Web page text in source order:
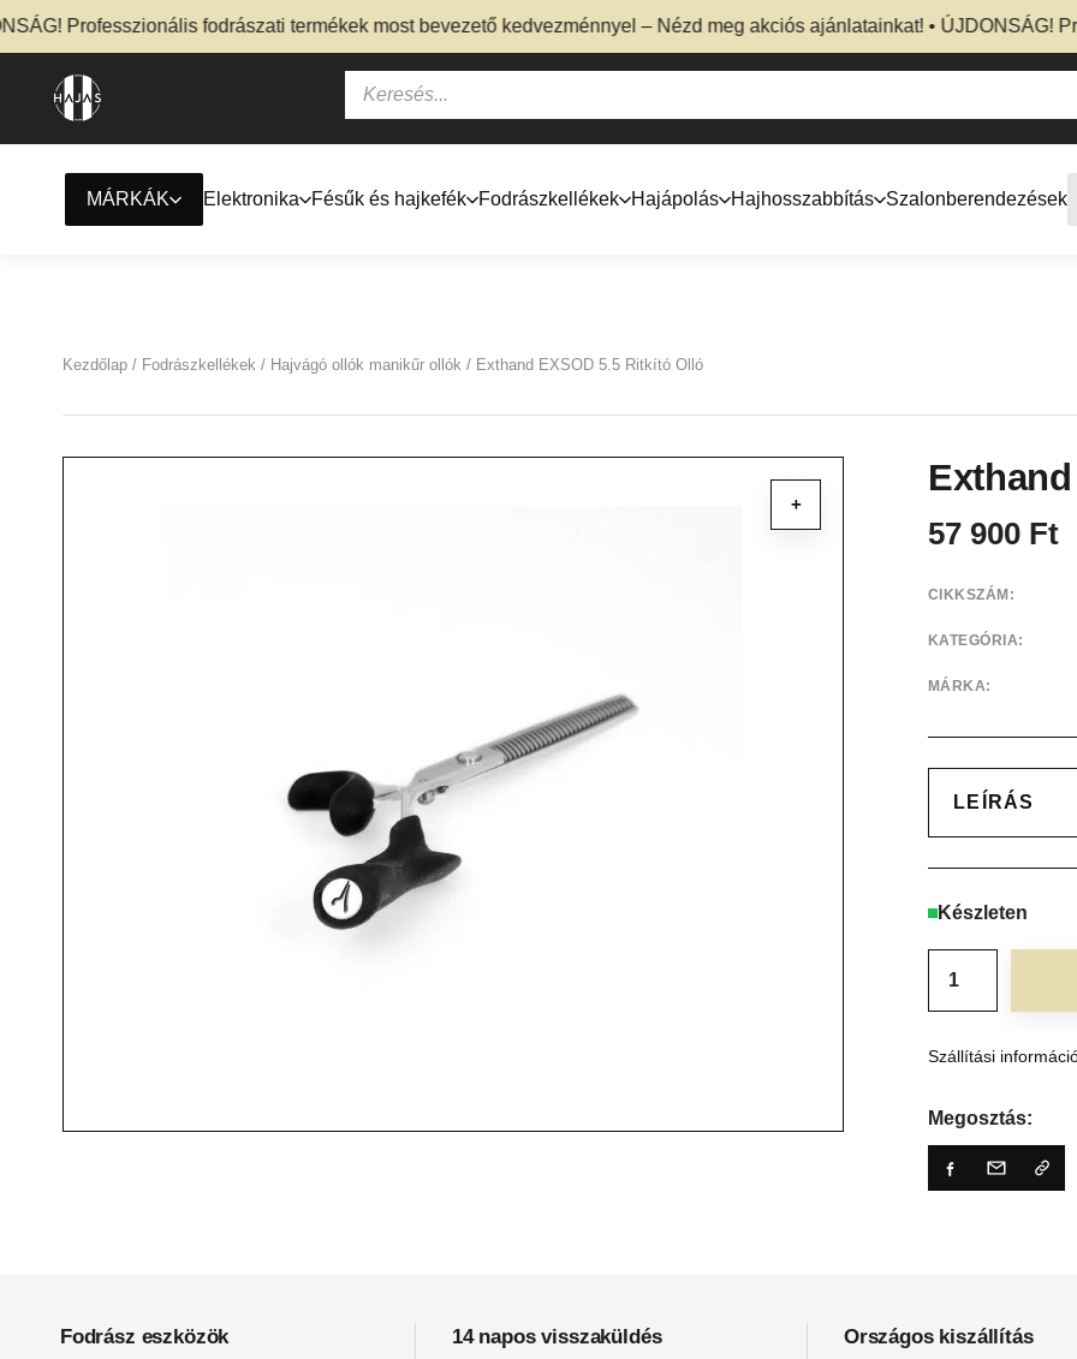
Professzionális fodrászati termékek most bevezető kedvezménnyel – Nézd meg akciós ajánlatainkat! • ÚJDONSÁG!
MÁRKÁK Elektronika Fésűk és hajkefék Fodrászkellékek Hajápolás Hajhosszabbítás Szalonberendezések
Kezdőlap / Fodrászkellékek / Hajvágó ollók manikűr ollók / Exthand EXSOD 5.5 Ritkító Olló
+
57 900 Ft
CIKKSZÁM:
KATEGÓRIA:
MÁRKA:
LEÍRÁS
Készleten
Szállítási
Megosztás:
Fodrász eszközök 14 napos visszaküldés Országos kiszállítás